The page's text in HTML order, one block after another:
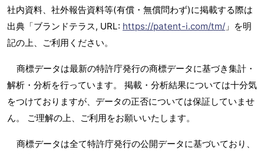
社内資料、社外報告資料等(有償・無償問わず)に掲載する際は
出典「ブランドテラス, URL: https://patent-i.com/tm/ 」を明
記の上、ご利用ください。
商標データは最新の特許庁発行の商標データに基づき集計・
解析・分析を行っています。 掲載・分析結果については十分気
をつけておりますが、データの正否については保証していませ
ん。 ご理解の上、ご利用をお願いいたします。
商標データは全て特許庁発行の公開データに基づいており、